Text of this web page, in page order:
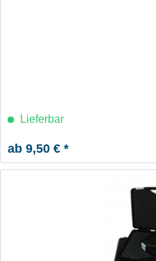
Lieferbar
ab 9,50 € *